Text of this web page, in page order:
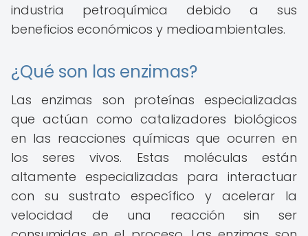
industria petroquímica debido a sus
beneficios económicos y medioambientales.
¿Qué son las enzimas?
Las enzimas son proteínas especializadas
que actúan como catalizadores biológicos
en las reacciones químicas que ocurren en
los seres vivos. Estas moléculas están
altamente especializadas para interactuar
con su sustrato específico y acelerar la
velocidad de una reacción sin ser